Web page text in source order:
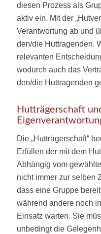
diesen Prozess als
aktiv ein. Mit der
Verantwortung ab und
den/die Huttragenden.
relevanten
wodurch auch das
den/die Huttragenden
Hutträgerschaft
Die „Hutträgerschaft“
Erfüllen der mit dem
Abhängig vom
nicht immer zur selben
dass eine Gruppe
während andere noch
Einsatz warten. Sie
unbedingt die